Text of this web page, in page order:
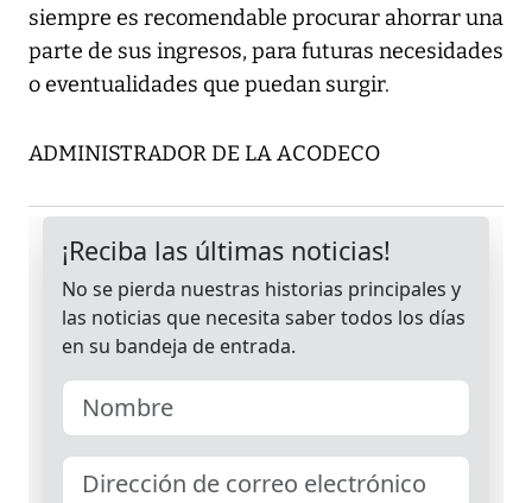
siempre es recomendable procurar ahorrar una
parte de sus ingresos, para futuras necesidades
o eventualidades que puedan surgir.
ADMINISTRADOR DE LA ACODECO